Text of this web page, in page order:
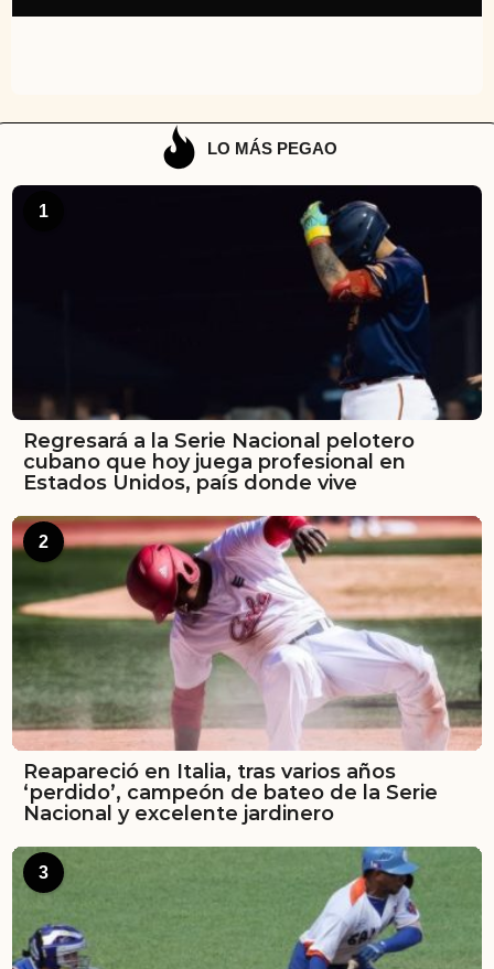
LO MÁS PEGAO
1
Regresará a la Serie Nacional pelotero
cubano que hoy juega profesional en
Estados Unidos, país donde vive
2
Reapareció en Italia, tras varios años
‘perdido’, campeón de bateo de la Serie
Nacional y excelente jardinero
3